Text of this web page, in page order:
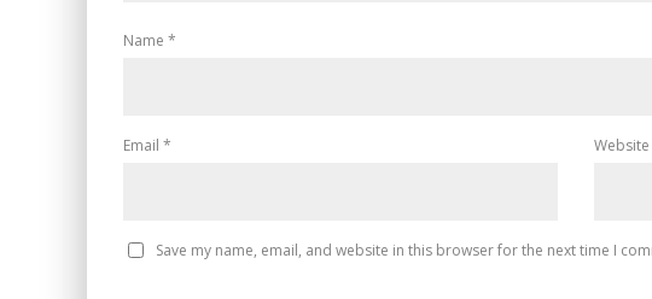
Name *
Email * Website
Save my name, email, and website in this browser for the next time I